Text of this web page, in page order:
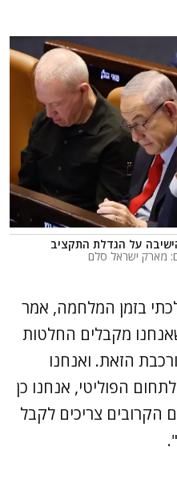
הישיבה על הגדלת התקציב
מארק ישראל סלם
בזמן המלחמה, אמר
מקבלים החלטות
הזאת. ואנחנו
הפוליטי, אנחנו כן
הקרובים צריכים לקבל